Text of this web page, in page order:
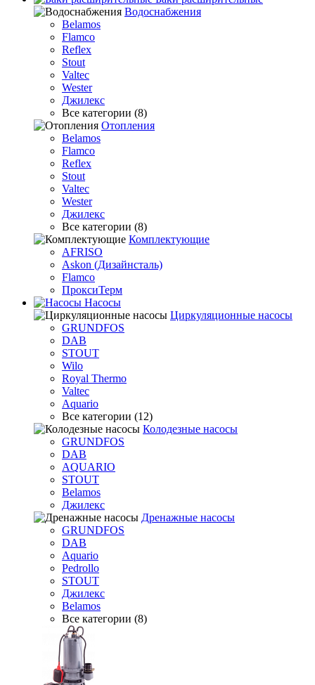
Водоснабжения
Belamos
Flamco
Reflex
Stout
Valtec
Wester
Джилекс
Все категории (8)
Отопления
Belamos
Flamco
Reflex
Stout
Valtec
Wester
Джилекс
Все категории (8)
Комплектующие
AFRISO
Askon (Дизайнсталь)
Flamco
ПроксиТерм
Насосы
Циркуляционные насосы
GRUNDFOS
DAB
STOUT
Wilo
Royal Thermo
Valtec
Aquario
Все категории (12)
Колодезные насосы
GRUNDFOS
DAB
AQUARIO
STOUT
Belamos
Джилекс
Дренажные насосы
GRUNDFOS
DAB
Aquario
Pedrollo
STOUT
Джилекс
Belamos
Все категории (8)